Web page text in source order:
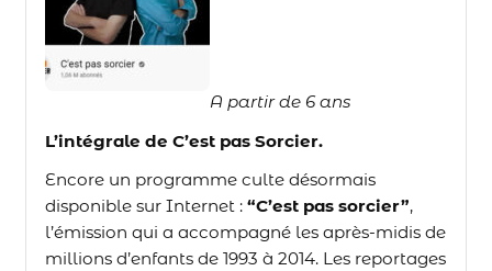
A partir de 6 ans
L’intégrale de C’est pas Sorcier.
Encore un programme culte désormais
disponible sur Internet : “C’est pas sorcier”,
l’émission qui a accompagné les après-midis de
millions d’enfants de 1993 à 2014. Les reportages